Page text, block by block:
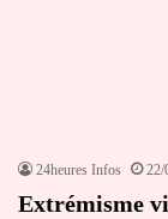
24heures Infos 22/
Extrémisme